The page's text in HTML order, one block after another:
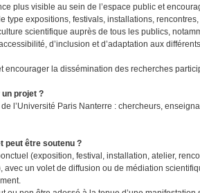
plus visible au sein de l’espace public et
type expositions, festivals, installations, rencontres,
scientifique auprès de tous les publics,
d’inclusion et d’adaptation aux
la dissémination des recherches
projet ?
l’Université Paris Nanterre : chercheurs,
peut être soutenu ?
(exposition, festival, installation, atelier,
avec un volet de diffusion ou de médiation